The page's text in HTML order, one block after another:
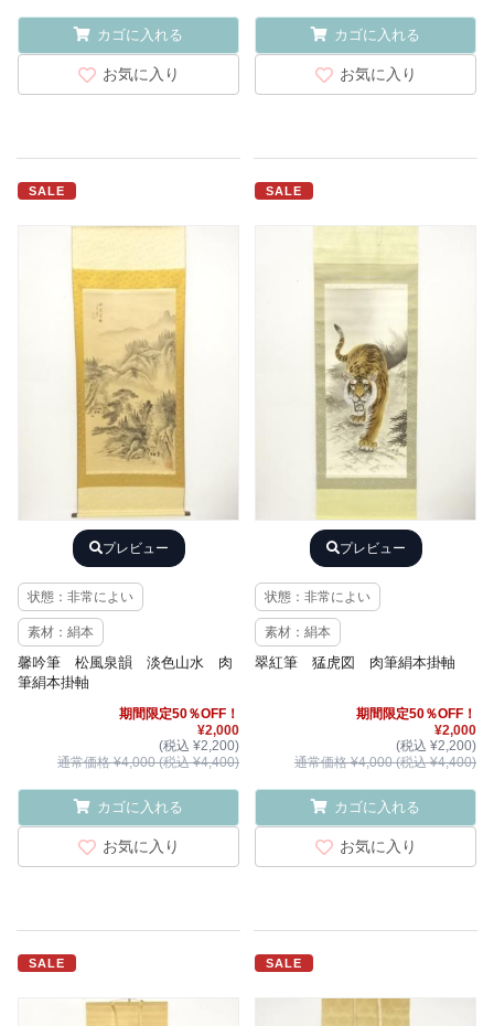
カゴに入れる
お気に入り
カゴに入れる
お気に入り
SALE
プレビュー
状態：非常によい
素材：絹本
馨吟筆 松風泉韻 淡色山水 肉
筆絹本掛軸
期間限定50％OFF！
¥2,000
(税込 ¥2,200)
通常価格 ¥4,000 (税込 ¥4,400)
カゴに入れる
お気に入り
SALE
プレビュー
状態：非常によい
素材：絹本
翠紅筆 猛虎図 肉筆絹本掛軸
期間限定50％OFF！
¥2,000
(税込 ¥2,200)
通常価格 ¥4,000 (税込 ¥4,400)
カゴに入れる
お気に入り
SALE SALE